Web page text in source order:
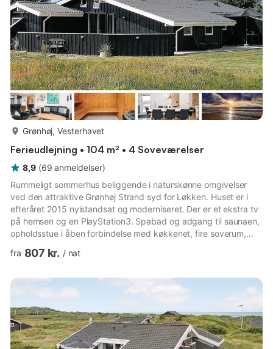
Grønhøj, Vesterhavet
Ferieudlejning • 104 m² • 4 Soveværelser
8,9 (69 anmeldelser)
Rummeligt sommerhus beliggende i naturskønne omgivelser
ved den attraktive Grønhøj Strand syd for Løkken. Huset er i
efteråret 2015 nyistandsat og moderniseret. Der er et ekstra tv
på hemsen og en PlayStation3. Spabad og adgang til saunaen,
opholdsstue i åben forbindelse med køkkenet, fire soverum,
140X200CM, 120X200CM og 70X200CM og hems og
moderne. Stuen er meget rummelig og af hensyn til lysindfaldet
forsynet med flere vinduespartier. Møblementet er i høj kvalitet
og moderne d...
fra 807 kr. / nat